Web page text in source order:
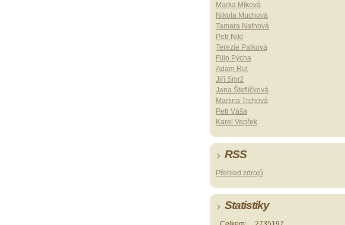
Marka Míková
Nikola Muchová
Tamara Nathová
Petr Nikl
Terezie Palková
Filip Pýcha
Adam Rut
Jiří Smrž
Jana Šteflíčková
Martina Trchová
Petr Váša
Karel Vepřek
RSS
Přehled zdrojů
Statistiky